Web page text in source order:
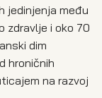
jedinjenja među
zdravlje i oko 70
dim
hroničnih
na razvoj